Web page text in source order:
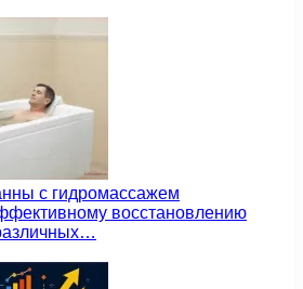
с гидромассажем
восстановлению